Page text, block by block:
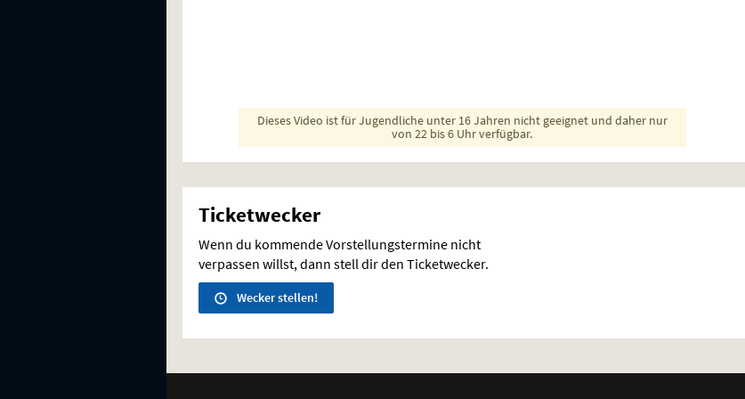
Dieses Video ist für Jugendliche unter 16 Jahren nicht geeignet und daher nur
von 22 bis 6 Uhr verfügbar.
Ticketwecker
Wenn du kommende Vorstellungstermine nicht
verpassen willst, dann stell dir den Ticketwecker.
Wecker stellen!